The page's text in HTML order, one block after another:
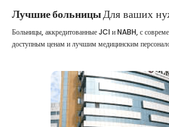
Лучшие больницыДля ваших
Больницы, аккредитованные JCI и NABH, с
доступным ценам и лучшим медицинским